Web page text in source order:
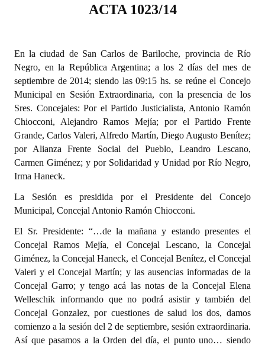
Comisiones Especiales
Programas
LEGISLACIÓN
Constitución Nacional
Constitución Provincial
Carta Orgánica 2007
Digesto
Organigrama
DOCUMENTOS
Informes de Gestión
Proyectos Presentados
Dictámenes Asesoría Letrada
ACTA 1023/14
En la ciudad de San Carlos de Bariloche, provincia de Río
Negro, en la República Argentina; a los 2 días del mes de
septiembre de 2014; siendo las 09:15 hs. se reúne el Concejo
Municipal en Sesión Extraordinaria, con la presencia de los
Sres. Concejales: Por el Partido Justicialista, Antonio Ramón
Chiocconi, Alejandro Ramos Mejía; por el Partido Frente
Grande, Carlos Valeri, Alfredo Martín, Diego Augusto Benítez;
por Alianza Frente Social del Pueblo, Leandro Lescano,
Carmen Giménez; y por Solidaridad y Unidad por Río Negro,
Irma Haneck.
La Sesión es presidida por el Presidente del Concejo
Municipal, Concejal Antonio Ramón Chiocconi.
El Sr. Presidente: “…de la mañana y estando presentes el
Concejal Ramos Mejía, el Concejal Lescano, la Concejal
Giménez, la Concejal Haneck, el Concejal Benítez, el Concejal
Valeri y el Concejal Martín; y las ausencias informadas de la
Concejal Garro; y tengo acá las notas de la Concejal Elena
Welleschik informando que no podrá asistir y también del
Concejal Gonzalez, por cuestiones de salud los dos, damos
comienzo a la sesión del 2 de septiembre, sesión extraordinaria.
Así que pasamos a la Orden del día, el punto uno… siendo